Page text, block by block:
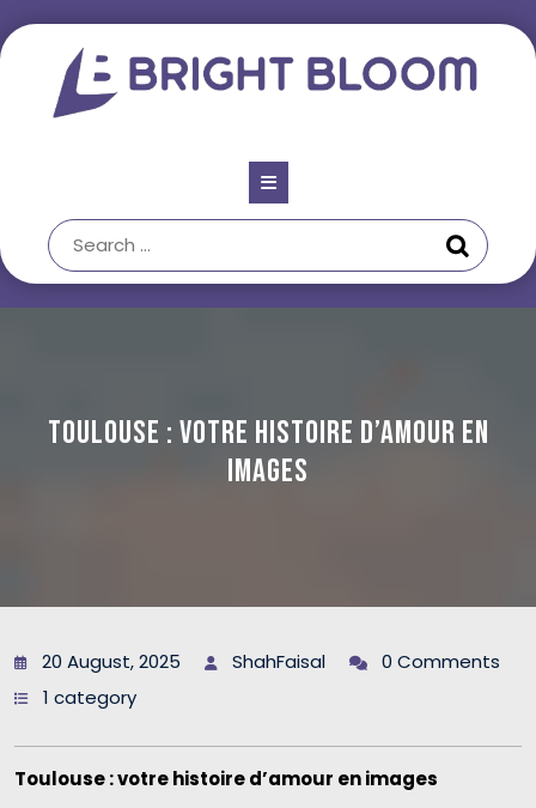
to
content
Open
Button
Toulouse : votre histoire d’amour en
images
20 August, 2025 ShahFaisal
0 Comments
1 category
Toulouse : votre histoire d’amour en images